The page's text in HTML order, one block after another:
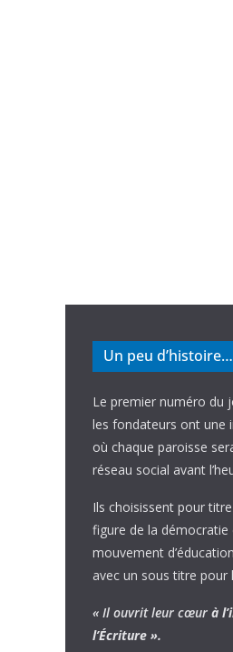
Un peu d’histoire…
Le premier numéro du
les fondateurs ont une
où chaque paroisse
réseau social avant
Ils choisissent pour
figure de la démocratie
mouvement
avec un sous titre
« Il ouvrit leur cœur à
l’Écriture ».